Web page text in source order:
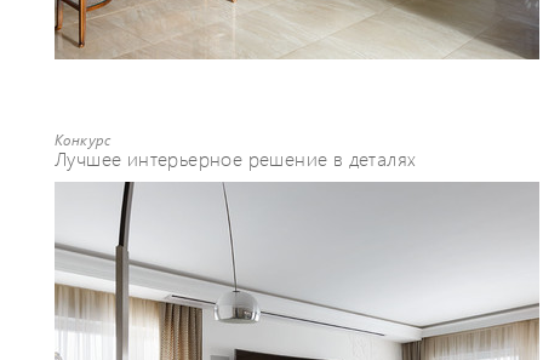
Конкурс
Лучшее интерьерное решение в деталях